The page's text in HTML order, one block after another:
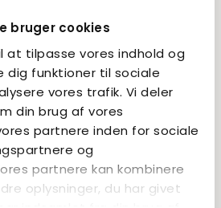
bruger cookies
at tilpasse vores indhold og
dig funktioner til sociale
vores trafik. Vi deler
din brug af vores
partnere inden for sociale
og
partnere kan kombinere
oplysninger, du har givet
brug for omfattende støtte i
og dagbehandling i et trygt
er individuelt
tiden at tilpasse krav og
med den enkelte elev og
at der er fokus på at skabe
børnefællesskaber.
og med en høj grad af
og forudsigelighed.